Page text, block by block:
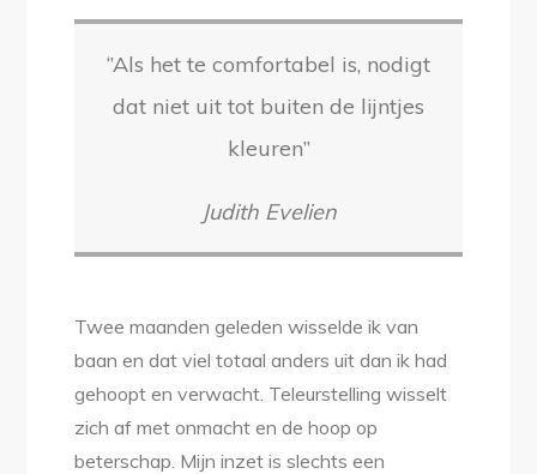
‘’Als het te comfortabel is, nodigt
dat niet uit tot buiten de lijntjes
kleuren’’
Judith Evelien
Twee maanden geleden wisselde ik van
baan en dat viel totaal anders uit dan ik had
gehoopt en verwacht. Teleurstelling wisselt
zich af met onmacht en de hoop op
beterschap. Mijn inzet is slechts een